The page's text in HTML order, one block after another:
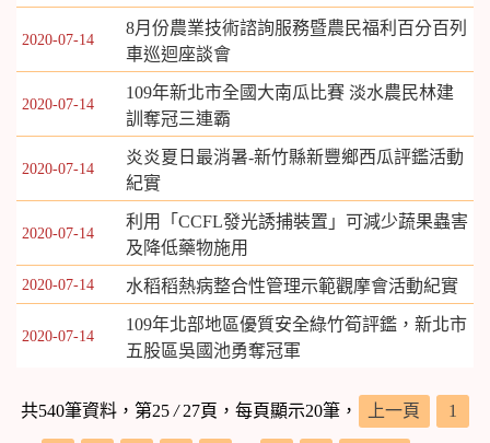
2020-07-14
8月份農業技術諮詢服務暨農民福利百分百列
車巡迴座談會
2020-07-14
109年新北市全國大南瓜比賽 淡水農民林建
訓奪冠三連霸
2020-07-14
炎炎夏日最消暑-新竹縣新豐鄉西瓜評鑑活動
紀實
2020-07-14
利用「CCFL發光誘捕裝置」可減少蔬果蟲害
及降低藥物施用
2020-07-14 水稻稻熱病整合性管理示範觀摩會活動紀實
2020-07-14
109年北部地區優質安全綠竹筍評鑑，新北市
五股區吳國池勇奪冠軍
共540筆資料，第25/27頁，每頁顯示20筆， 上一頁 1